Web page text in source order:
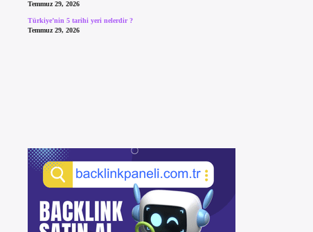
Temmuz 29, 2026
Türkiye’nin 5 tarihi yeri nelerdir ?
Temmuz 29, 2026